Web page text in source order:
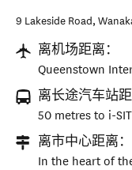
9 Lakeside Road,
离机场距离：
Queenstown
离长途汽车站距
50 metres to i-
离市中心距离：
In the heart of